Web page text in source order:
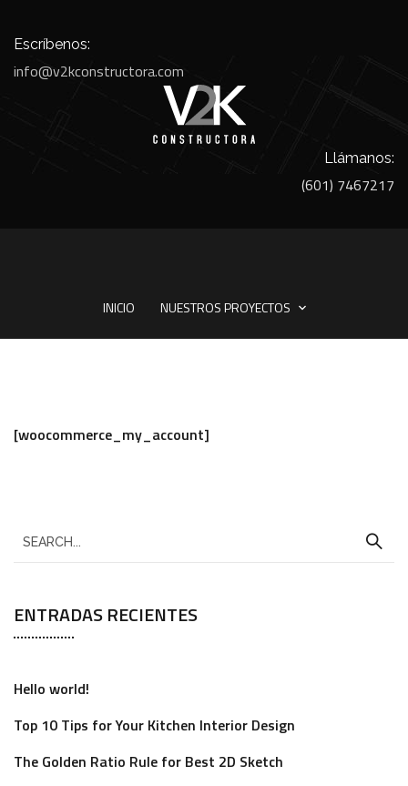
Escríbenos:
info@v2kconstructora.com
Llámanos:
(601) 7467217
INICIO NUESTROS PROYECTOS
[woocommerce_my_account]
ENTRADAS RECIENTES
Hello world!
Top 10 Tips for Your Kitchen Interior Design
The Golden Ratio Rule for Best 2D Sketch